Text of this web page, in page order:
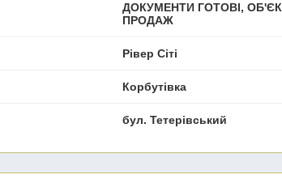
ДОКУМЕНТИ ГОТОВІ,
ПРОДАЖ
Рівер Сіті
Корбутівка
бул. Тетерівський